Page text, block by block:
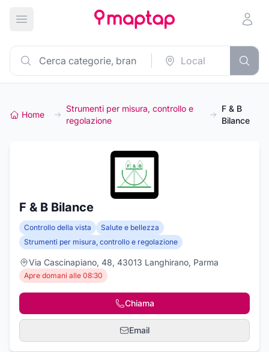
Apri menu principale
Home
Strumenti per misura, controllo e
regolazione
F & B
Bilance
F & B Bilance
Controllo della vista
Salute e bellezza
Strumenti per misura, controllo e regolazione
Via Cascinapiano, 48, 43013 Langhirano, Parma
Apre domani alle 08:30
Chiama
Email